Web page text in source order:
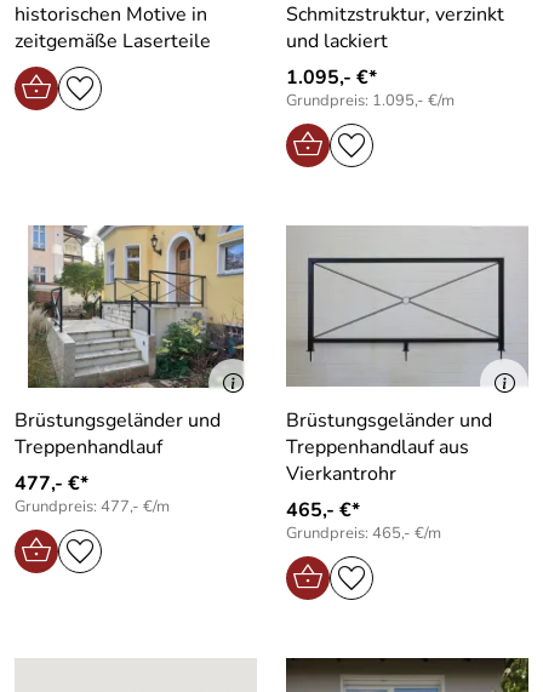
historischen Motive in
zeitgemäße Laserteile
Schmitzstruktur, verzinkt
und lackiert
1.095,- €*
Grundpreis: 1.095,- €/m
Brüstungsgeländer und
Treppenhandlauf
477,- €*
Grundpreis: 477,- €/m
Brüstungsgeländer und
Treppenhandlauf aus
Vierkantrohr
465,- €*
Grundpreis: 465,- €/m